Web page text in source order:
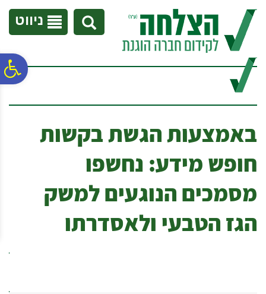
נגישות
אתר
המרכזי
ניווט
באמצעות הגשת בקשות
חופש מידע: נחשפו
מסמכים הנוגעים למשק
הגז הטבעי ולאסדרתו